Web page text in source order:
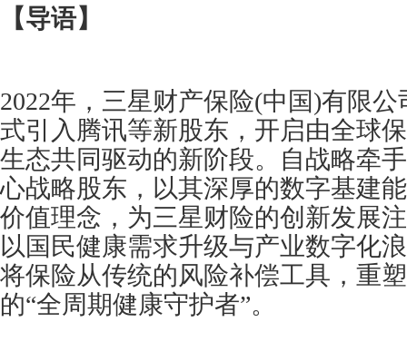
【导语】
2022年，三星财产保险(中国)有限
式引入腾讯等新股东，开启由全球
生态共同驱动的新阶段。自战略牵
心战略股东，以其深厚的数字基建
价值理念，为三星财险的创新发展
以国民健康需求升级与产业数字化
将保险从传统的风险补偿工具，重
的“全周期健康守护者”。